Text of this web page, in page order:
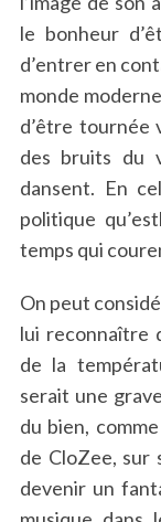
le bonheur
d’entrer en
monde
d’être tournée
des bruits du
dansent. En
politique
temps qui
On peut
lui reconnaître
de la
serait une
du bien,
de CloZee, sur
devenir un